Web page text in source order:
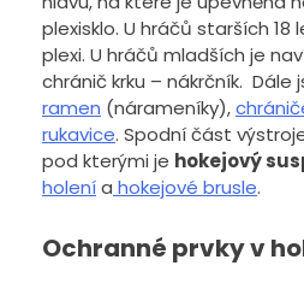
plexisklo. U hráčů starších
plexi. U hráčů mladších je
chránič krku – nákrčník. Dále
ramen (nárameníky),
rukavice. Spodní část
pod kterými je hokejový
holenía hokejové brusle.
Ochranné prvky v